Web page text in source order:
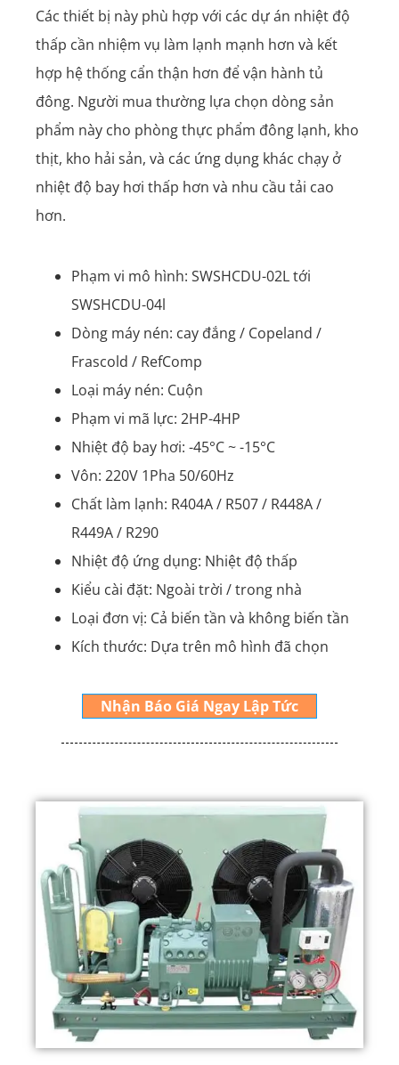
Các thiết bị này phù hợp với các dự án nhiệt độ
thấp cần nhiệm vụ làm lạnh mạnh hơn và kết
hợp hệ thống cẩn thận hơn để vận hành tủ
đông. Người mua thường lựa chọn dòng sản
phẩm này cho phòng thực phẩm đông lạnh, kho
thịt, kho hải sản, và các ứng dụng khác chạy ở
nhiệt độ bay hơi thấp hơn và nhu cầu tải cao
hơn.
Phạm vi mô hình: SWSHCDU-02L tới
SWSHCDU-04l
Dòng máy nén: cay đắng / Copeland /
Frascold / RefComp
Loại máy nén: Cuộn
Phạm vi mã lực: 2HP-4HP
Nhiệt độ bay hơi: -45°C ~ -15°C
Vôn: 220V 1Pha 50/60Hz
Chất làm lạnh: R404A / R507 / R448A /
R449A / R290
Nhiệt độ ứng dụng: Nhiệt độ thấp
Kiểu cài đặt: Ngoài trời / trong nhà
Loại đơn vị: Cả biến tần và không biến tần
Kích thước: Dựa trên mô hình đã chọn
Nhận Báo Giá Ngay Lập Tức